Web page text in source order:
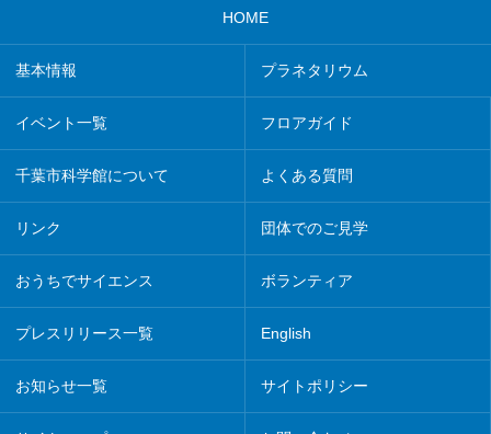
HOME
基本情報 プラネタリウム
イベント一覧 フロアガイド
千葉市科学館について よくある質問
リンク 団体でのご見学
おうちでサイエンス ボランティア
プレスリリース一覧 English
お知らせ一覧 サイトポリシー